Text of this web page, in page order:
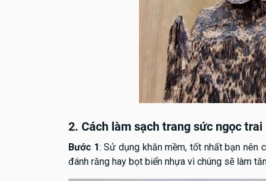
2. Cách làm sạch trang sức ngọc trai
Bước 1: Sử dụng khăn mềm, tốt nhất bạn
đánh răng hay bọt biển nhựa vì chúng sẽ làm